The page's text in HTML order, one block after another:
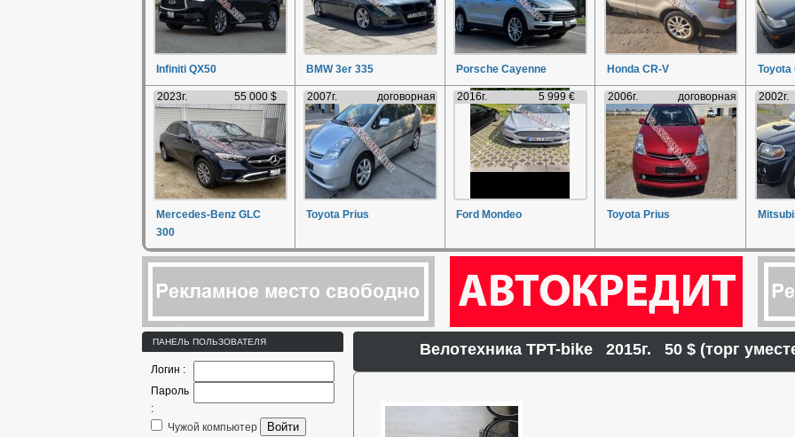
Infiniti QX50 BMW 3er 335 Porsche Cayenne Honda CR-V Toyota
2023г. 55 000 $
Mercedes-Benz GLC
300
2007г. договорная
Toyota Prius
2016г. 5 999 €
Ford Mondeo
2006г. договорная
Toyota Prius
2002г.
ПАНЕЛЬ ПОЛЬЗОВАТЕЛЯ
Логин :
Пароль
:
Чужой компьютер
Войти
Велотехника TPT-bike 2015г. 50 $ (торг